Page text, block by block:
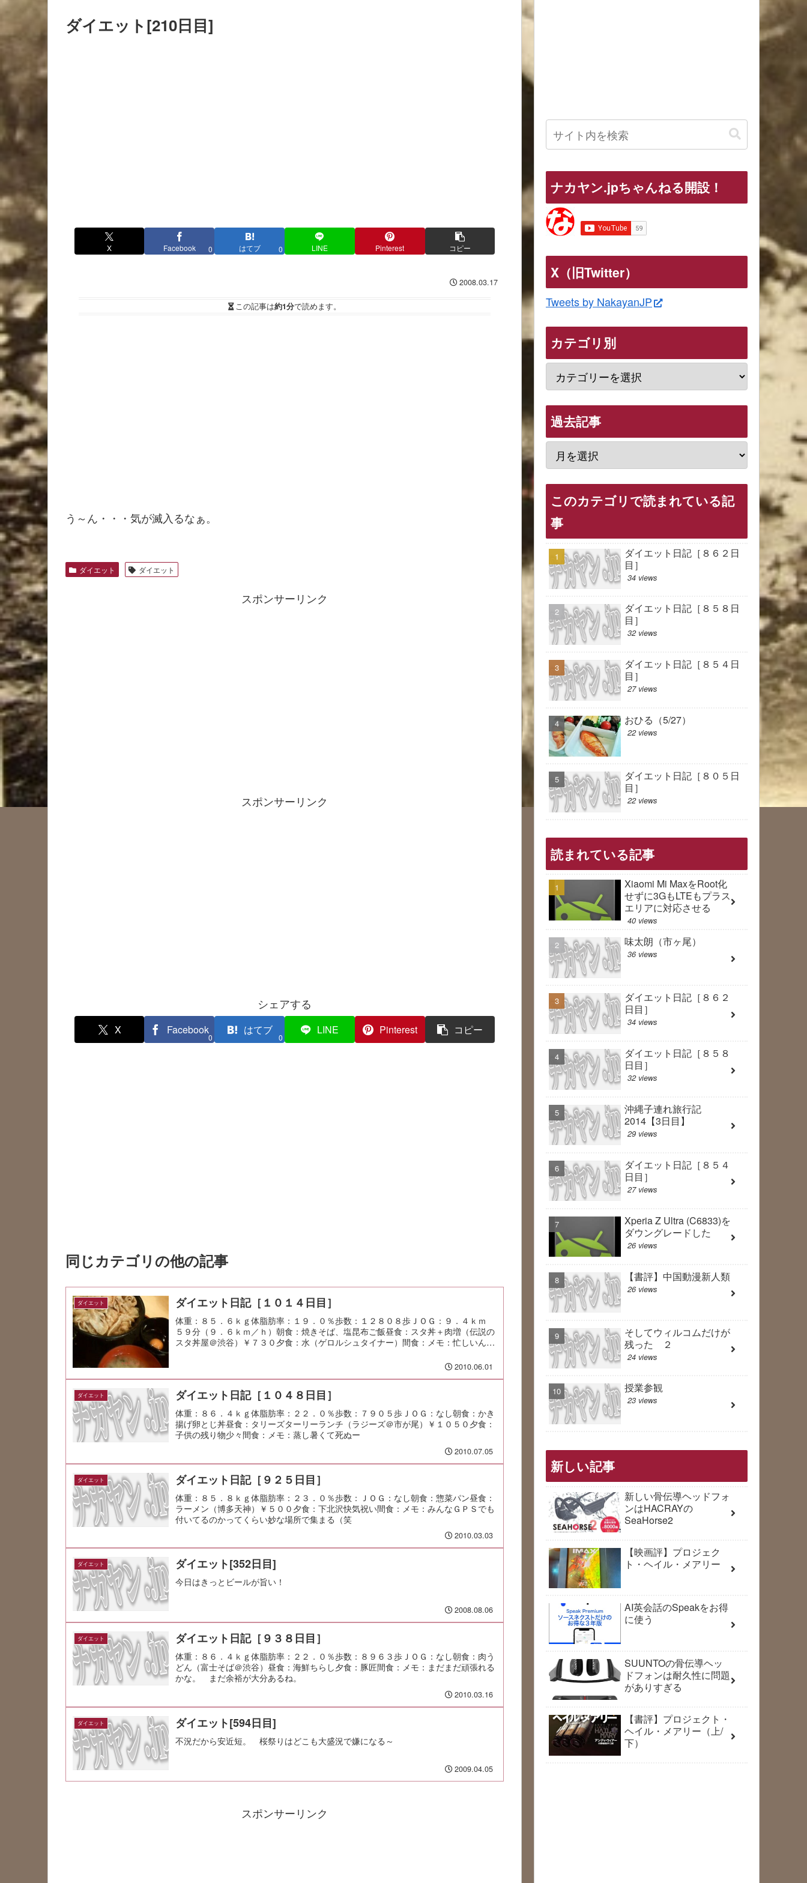
ダイエット[210日目]
X Facebook 0 はてブ 0 LINE Pinterest コピー
2008.03.17
この記事は約1分で読めます。
う～ん・・・気が滅入るなぁ。
ダイエット ダイエット
スポンサーリンク
スポンサーリンク
シェアする
X Facebook
0
はてブ
0
LINE Pinterest コピー
同じカテゴリの他の記事
ダイエット ダイエット日記［１０１４日目］
体重：８５．６ｋｇ体脂肪率：１９．０％歩数：１２８０８歩ＪＯＧ：９．４ｋｍ
５９分（９．６ｋｍ／ｈ）朝食：焼きそば、塩昆布ご飯昼食：スタ丼＋肉増（伝説の
スタ丼屋＠渋谷）￥７３０夕食：水（ゲロルシュタイナー）間食：メモ：忙しいんだ
2010.06.01
ダイエット ダイエット日記［１０４８日目］
体重：８６．４ｋｇ体脂肪率：２２．０％歩数：７９０５歩ＪＯＧ：なし朝食：かき
揚げ卵とじ丼昼食：タリーズターリーランチ（ラジーズ＠市が尾）￥１０５０夕食：
子供の残り物少々間食：メモ：蒸し暑くて死ぬー
2010.07.05
ダイエット ダイエット日記［９２５日目］
体重：８５．８ｋｇ体脂肪率：２３．０％歩数：ＪＯＧ：なし朝食：惣菜パン昼食：
ラーメン（博多天神）￥５００夕食：下北沢快気祝い間食：メモ：みんなＧＰＳでも
付いてるのかってくらい妙な場所で集まる（笑
2010.03.03
ダイエット ダイエット[352日目]
今日はきっとビールが旨い！
2008.08.06
ダイエット ダイエット日記［９３８日目］
体重：８６．４ｋｇ体脂肪率：２２．０％歩数：８９６３歩ＪＯＧ：なし朝食：肉う
どん（富士そば＠渋谷）昼食：海鮮ちらし夕食：豚匠間食：メモ：まだまだ頑張れる
かな。 まだ余裕が大分あるね。
2010.03.16
ダイエット ダイエット[594日目]
不況だから安近短。 桜祭りはどこも大盛況で嫌になる～
2009.04.05
スポンサーリンク
ナカヤン.jpちゃんねる開設！
X（旧Twitter）
Tweets by NakayanJP
カテゴリ別
過去記事
このカテゴリで読まれている記
事
ダイエット日記［８６２日
目］
34 views
ダイエット日記［８５８日
目］
32 views
ダイエット日記［８５４日
目］
27 views
おひる（5/27）
22 views
ダイエット日記［８０５日
目］
22 views
読まれている記事
Xiaomi Mi MaxをRoot化
せずに3GもLTEもプラス
エリアに対応させる
40 views
味太朗（市ヶ尾）
36 views
ダイエット日記［８６２
日目］
34 views
ダイエット日記［８５８
日目］
32 views
沖縄子連れ旅行記
2014【3日目】
29 views
ダイエット日記［８５４
日目］
27 views
Xperia Z Ultra (C6833)を
ダウングレードした
26 views
【書評】中国動漫新人類
26 views
そしてウィルコムだけが
残った ２
24 views
授業参観
23 views
新しい記事
新しい骨伝導ヘッドフォ
ンはHACRAYの
SeaHorse2
【映画評】プロジェク
ト・ヘイル・メアリー
AI英会話のSpeakをお得
に使う
SUUNTOの骨伝導ヘッ
ドフォンは耐久性に問題
がありすぎる
【書評】プロジェクト・
ヘイル・メアリー（上/
下）